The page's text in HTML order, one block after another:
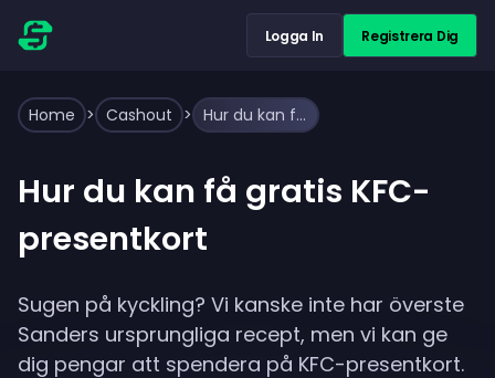
Logga In Registrera Dig
Home > Cashout > Hur du kan få gratis KFC-presentkort
Hur du kan få gratis KFC-
presentkort
Sugen på kyckling? Vi kanske inte har överste
Sanders ursprungliga recept, men vi kan ge
dig pengar att spendera på KFC-presentkort.